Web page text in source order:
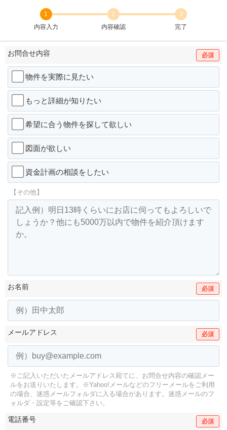
1
内容入力
2
内容確認
3
完了
お問合せ内容 必須
物件を実際に見たい
もっと詳細が知りたい
希望に合う物件を探して欲しい
図面が欲しい
資金計画の相談をしたい
【その他】
お名前 必須
メールアドレス 必須
※ご記入いただいたメールアドレス宛てに、お問合せ内容の確認メー
ルをお送りいたします。
※Yahoo!メールなどのフリーメールをご利用
の場合、迷惑メールフォルダに入る場合があります。 迷惑メールのフ
ォルダ・設定等をご確認下さい。
電話番号 必須